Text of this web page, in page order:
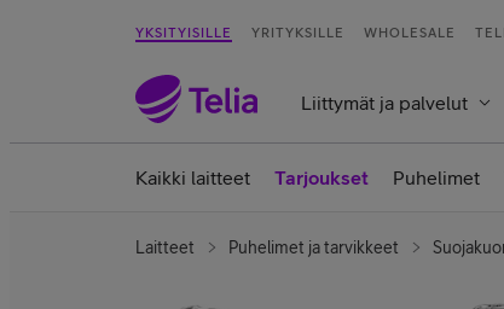
YKSITYISILLE YRITYKSILLE WHOLESALE
Liittymät ja palvelut
Kaikki laitteet Tarjoukset Puhelimet
Laitteet Puhelimet ja tarvikkeet